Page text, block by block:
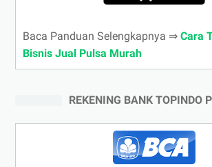
Baca Panduan Selengkapnya ⇒ Cara
Bisnis Jual Pulsa Murah
REKENING BANK TOPINDO